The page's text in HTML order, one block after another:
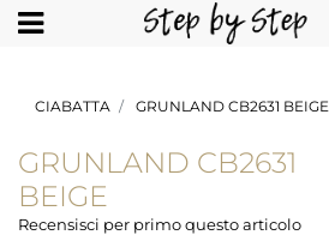
Open
CIABATTA GRUNLAND CB2631 BEIGE
GRUNLAND CB2631
BEIGE
Recensisci per primo questo articolo